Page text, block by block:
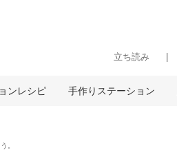
立ち読み
ンレシピ 手作りステーション
。